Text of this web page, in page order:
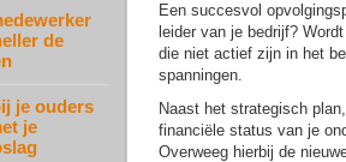
de
je ouders
je
Een succesvol
leider van je bedrijf?
die niet actief zijn in het
spanningen.
Naast het strategisch
financiële status van je
Overweeg hierbij de